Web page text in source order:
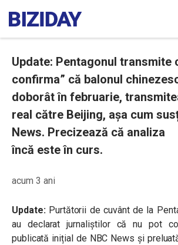
Update: Pentagonul transmite
confirma” că balonul
doborât în februarie,
real către Beijing, așa cum
News. Precizează că analiza
încă este în curs.
acum 3 ani
Update:Purtătorii de cuvânt de la
au declarat jurnaliștilor că nu pot
publicată inițial de NBC News și